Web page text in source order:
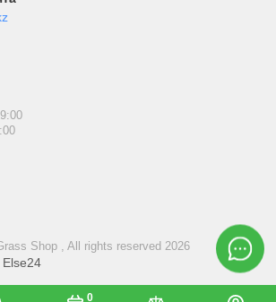
0
Shop , All rights reserved 2026
Else24